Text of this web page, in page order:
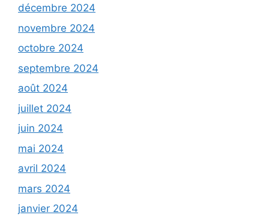
décembre 2024
novembre 2024
octobre 2024
septembre 2024
août 2024
juillet 2024
juin 2024
mai 2024
avril 2024
mars 2024
janvier 2024